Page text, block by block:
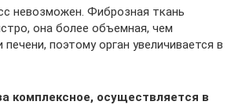
невозможен. Фиброзная ткань
она более объемная, чем
поэтому орган увеличивается в
комплексное, осуществляется в